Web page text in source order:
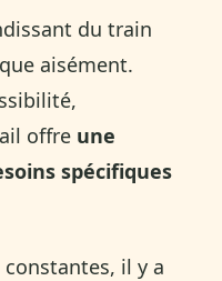
du train
aisément.
offre une
spécifiques
il y a